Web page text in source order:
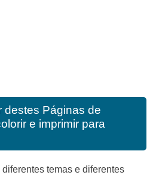
destes Páginas de
e imprimir para
temas e diferentes